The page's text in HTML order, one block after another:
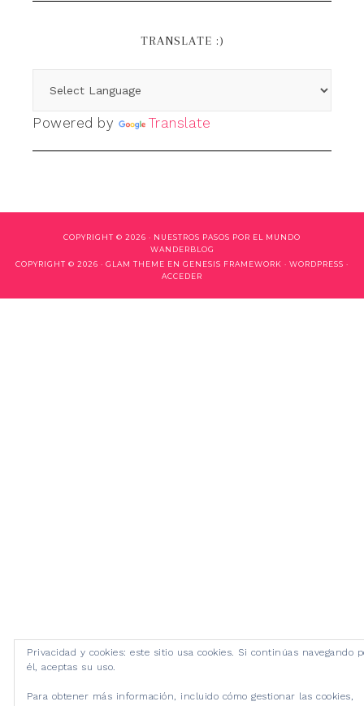
TRANSLATE :)
Powered by Translate
COPYRIGHT © 2026 · NUESTROS PASOS POR EL MUNDO
WANDERBLOG
COPYRIGHT © 2026 · GLAM THEME EN GENESIS FRAMEWORK · WORDPRESS ·
ACCEDER
Privacidad y cookies: este sitio usa cookies. Si continúas navegando
él, aceptas su uso.
Para obtener más información, incluido cómo gestionar las cookies,